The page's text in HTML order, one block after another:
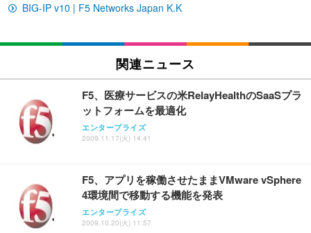
キング pc 事務椅子 360度回転 座面昇降 強化ナイロ
SIHOO B100 オフィスチェア／デスクチェア メッシ
ュチェア 人間工学 疲れない ブラック
￥27,999
Sezlife オフィスチェア デスクチェア 疲れない テレ
レスト 3Dヘッドレスト ハンガー付き 高反発クッシ
ョン PCチェア 通気性メッシュ ゲーミング/勉強/事
務用 おしゃれ パソコンチェア (ブラック)
￥7,680
Sezlife オフィスチェア デスクチェア 疲れない テレ
イト
EIZO ビジネス向けプレミアムモニター | FlexScan
EV2740X-WT | 27.0型4K UHD・USB Type-C・ホワ
￥109,572
￥49,979
【整備済み品】Dell E2724HS 27インチ 液晶モニタ
Amazonベーシック ペットシーツ 厚型 ワイド 42枚
x2袋(84枚) ホワイト(吸収面:ライトブルー)
￥3,234
￥1,800
Smart Basic(スマートベーシック) 【Amazon.co.jp
BIG-IP v10 | F5 Networks Japan K.K
関連ニュース
F5、医療サービスの米RelayHealthのSaaSプラ
ットフォームを最適化
エンタープライズ
2009.11.17(火) 14:41
F5、アプリを稼働させたままVMware vSphere
4環境間で移動する機能を発表
エンタープライズ
2009.10.20(火) 11:57